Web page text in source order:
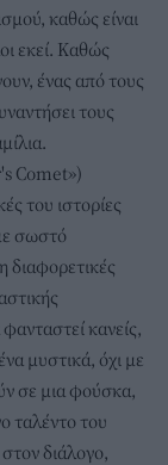
καθώς είναι
εκεί. Καθώς
ένας από τους
τους
Comet»)
του ιστορίες
σωστό
διαφορετικές
κανείς,
μυστικά, όχι με
σε μια φούσκα,
ταλέντο του
διάλογο,